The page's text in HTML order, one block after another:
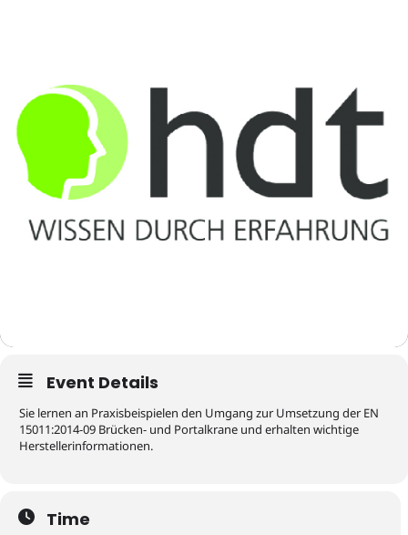
Event Details
Sie lernen an Praxisbeispielen den Umgang zur Umsetzung der EN
15011:2014-09 Brücken- und Portalkrane und erhalten wichtige
Herstellerinformationen.
Time